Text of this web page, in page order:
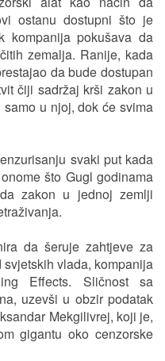
ostanu dostupni što je
kompanija pokušava da
zemalja. Ranije, kada
da bude dostupan
čiji sadržaj krši zakon u
u njoj, dok će svima
svaki put kada
što Gugl godinama
zakon u jednoj zemlji
da šeruje zahtjeve za
vlada, kompanija
Effects. Sličnost sa
uzevši u obzir podatak
Mekgilivrej, koji je,
gigantu oko cenzorske